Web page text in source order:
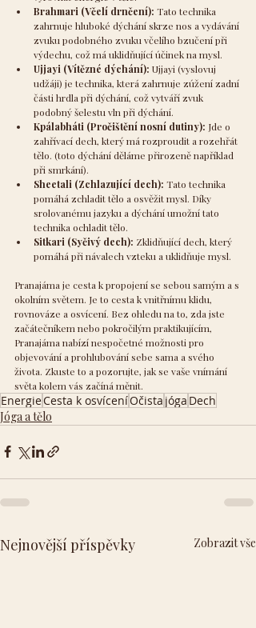
Brahmari (Včelí drnčení): Tato technika
zahrnuje hluboké dýchání skrze nos a vydávání
zvuku podobného zvuku včelího bzučení při
výdechu, což má uklidňující účinek na mysl.
Ujjayi (Vítězné dýchání): Ujjayi (vyslovuj
udžáji) je technika, která zahrnuje zúžení zadní
části hrdla při dýchání, což vytváří zvuk
podobný šelestu vln při dýchání.
Kpálabháti (Pročištění nosní dutiny): Jde o
zahřívací dech, který má rozproudit a rozehřát
tělo. (toto dýchání děláme přirozeně například
při smrkání).
Sheetali (Zchlazující dech): Tato technika
pomáhá zchladit tělo a osvěžit mysl. Díky
srolovanému jazyku a dýchání umožní tato
technika ochladit tělo.
Sitkari (Syčivý dech): Zklidňující dech, který
pomáhá při návalech vzteku a uklidňuje mysl.
Pranajáma je cesta k propojení se sebou samým a s
okolním světem. Je to cesta k vnitřnímu klidu,
rovnováze a osvícení. Bez ohledu na to, zda jste
začátečníkem nebo pokročilým praktikujícím,
Pranajáma nabízí nespočetné možnosti pro
objevování a prohlubování sebe sama a svého
života. Zkuste to a pozorujte, jak se vaše vnímání
světa kolem vás začíná měnit.
EnergieCesta k osvíceníOčista jóga Dech
Jóga a tělo
Nejnovější příspěvky Zobrazit vše